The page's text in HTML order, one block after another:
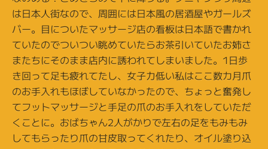
は日本人街なので、周囲には日本風の居酒屋やガールズ
バー。目についたマッサージ店の看板は日本語で書かれ
ていたのでついつい眺めていたらお茶引いていたお姉さ
またちにそのまま店内に誘われてしまいました。1日歩
き回って足も疲れてたし、女子力低い私はここ数カ月爪
のお手入れもほぼしていなかったので、ちょっと奮発し
てフットマッサージと手足の爪のお手入れをしていただ
くことに。おばちゃん2人がかりで左右の足をもみもみ
してもらったり爪の甘皮取ってくれたり、オイル塗り込